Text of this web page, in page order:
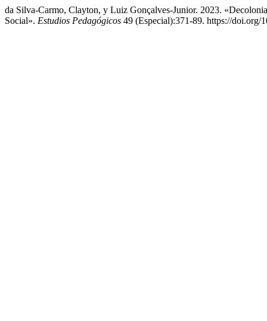
da Silva-Carmo, Clayton, y Luiz Gonçalves-Junior. 2023.
Social». Estudios Pedagógicos 49 (Especial):371-89. https://doi.org/